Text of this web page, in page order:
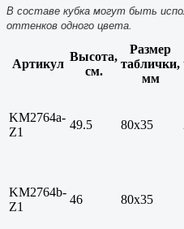
В составе кубка могут быть
оттенков одного цвета.
Артикул
Высота,
см.
Размер
таблички,
мм
KM2764a-
Z1
49.5 80x35
KM2764b-
Z1
46 80х35